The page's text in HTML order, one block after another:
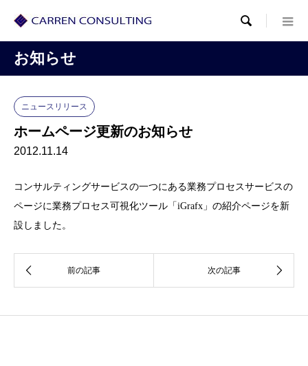

お知らせ
ニュースリリース
ホームページ更新のお知らせ
2012.11.14
コンサルティングサービスの一つにある業務プロセスサービスの
ページに業務プロセス可視化ツール「iGrafx」の紹介ページを新
設しました。